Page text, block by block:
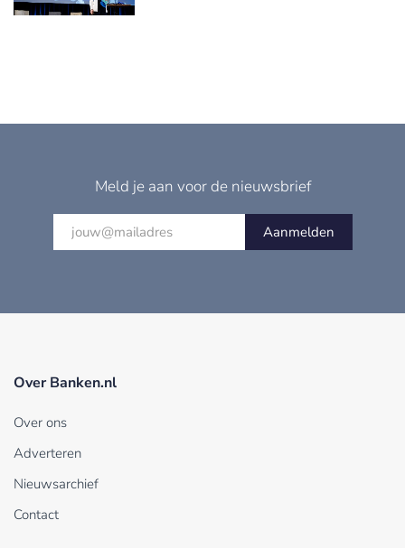
Meld je aan voor de nieuwsbrief
Aanmelden
Over Banken.nl
Over ons
Adverteren
Nieuwsarchief
Contact